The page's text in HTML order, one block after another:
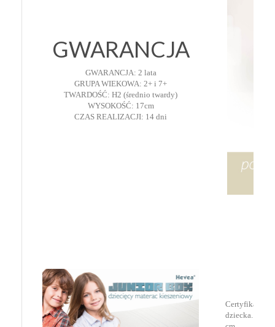
GWARANCJA
GWARANCJA: 2 lata
GRUPA WIEKOWA: 2+ i 7+
TWARDOŚĆ: H2 (średnio twardy)
WYSOKOŚĆ: 17cm
CZAS REALIZACJI: 14 dni
Certyfikaty
dziecka.